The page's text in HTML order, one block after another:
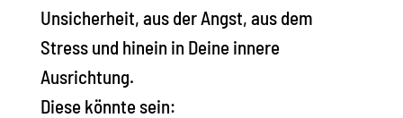
Unsicherheit, aus der Angst, aus dem
Stress und hinein in Deine innere
Ausrichtung.
Diese könnte sein: